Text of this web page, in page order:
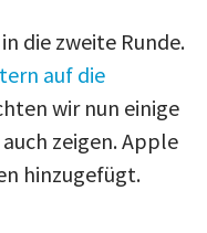
die zweite Runde.
auf die
wir nun einige
zeigen. Apple
hinzugefügt.